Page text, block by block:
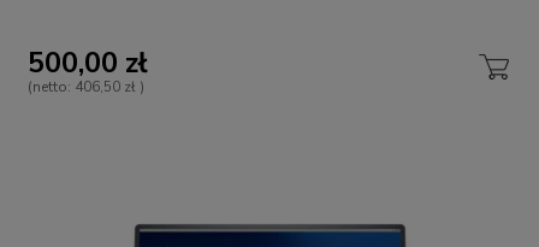
500,00 zł
(netto: 406,50 zł )